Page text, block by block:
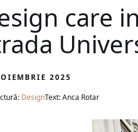
care
2025
DesignText: Anca Rotar